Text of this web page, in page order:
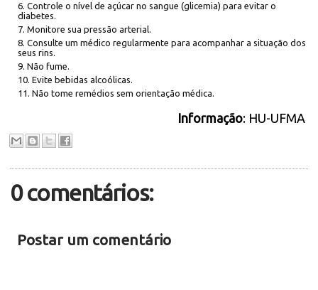
Controle o nível de açúcar no sangue (glicemia) para evitar o
diabetes.
Monitore sua pressão arterial.
Consulte um médico regularmente para acompanhar a situação dos
seus rins.
Não fume.
Evite bebidas alcoólicas.
Não tome remédios sem orientação médica.
Informação: HU-UFMA
0 comentários:
Postar um comentário